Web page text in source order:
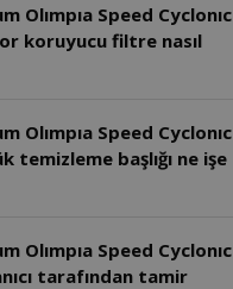
Olımpıa Speed Cyclonıc
koruyucu filtre nasıl
Olımpıa Speed Cyclonıc
temizleme başlığı ne işe
Olımpıa Speed Cyclonıc
tarafından tamir